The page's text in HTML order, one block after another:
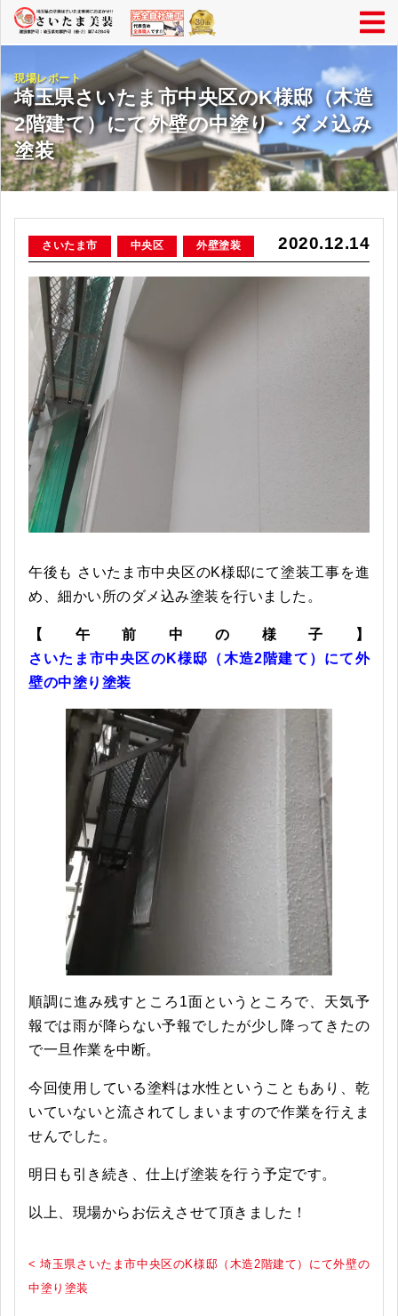
現場レポート
埼玉県さいたま市中央区のK様邸（木造
2階建て）にて外壁の中塗り・ダメ込み
塗装
2020.12.14
さいたま市 中央区 外壁塗装
午後も さいたま市中央区のK様邸にて塗装工事を進
め、細かい所のダメ込み塗装を行いました。
【午前中の様子】
さいたま市中央区のK様邸（木造2階建て）にて外
壁の中塗り塗装
順調に進み残すところ1面というところで、天気予
報では雨が降らない予報でしたが少し降ってきたの
で一旦作業を中断。
今回使用している塗料は水性ということもあり、乾
いていないと流されてしまいますので作業を行えま
せんでした。
明日も引き続き、仕上げ塗装を行う予定です。
以上、現場からお伝えさせて頂きました！
< 埼玉県さいたま市中央区のK様邸（木造2階建て）にて外壁の
中塗り塗装